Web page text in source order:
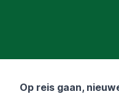
Op reis gaan,